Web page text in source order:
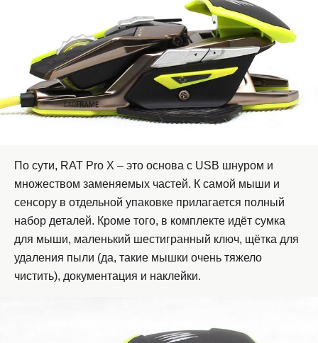
По сути, RAT Pro X – это основа с USB шнуром и
множеством заменяемых частей. К самой мыши и
сенсору в отдельной упаковке прилагается полный
набор деталей. Кроме того, в комплекте идёт сумка
для мыши, маленький шестигранный ключ, щётка для
удаления пыли (да, такие мышки очень тяжело
чистить), документация и наклейки.